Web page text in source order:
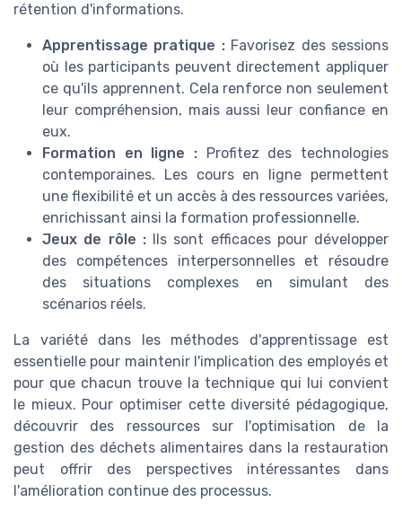
rétention d'informations.
Apprentissage pratique :Favorisez des sessions
où les participants peuvent directement appliquer
ce qu'ils apprennent. Cela renforce non seulement
leur compréhension, mais aussi leur confiance en
eux.
Formation en ligne : Profitez des technologies
contemporaines. Les cours en ligne permettent
une flexibilité et un accès à des ressources variées,
enrichissant ainsi la formation professionnelle.
Jeux de rôle :Ils sont efficaces pour développer
des compétences interpersonnelles et résoudre
des situations complexes en simulant des
scénarios réels.
La variété dans les méthodes d'apprentissage est
essentielle pour maintenir l'implication des employés et
pour que chacun trouve la technique qui lui convient
le mieux. Pour optimiser cette diversité pédagogique,
découvrir des ressources sur l'optimisation de la
gestion des déchets alimentaires dans la restauration
peut offrir des perspectives intéressantes dans
l'amélioration continue des processus.